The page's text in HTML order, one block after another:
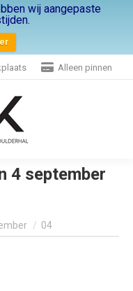
wij aangepaste
Alleen pinnen
4 september
04